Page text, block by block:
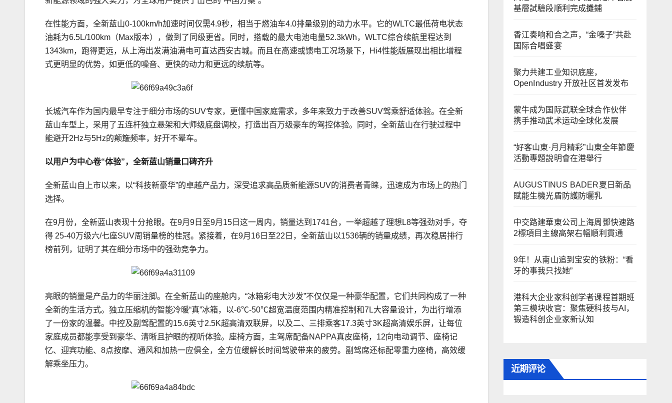
在性能方面，全新蓝山0-100km/h加速时间仅需4.9秒，相当于燃油车4.0排量级别的动力水平。它的WLTC最低荷电状态
油耗为6.5L/100km（Max版本），做到了同级更省。同时，搭载的最大电池电量52.3kWh，WLTC综合续航里程达到
1343km，跑得更远，从上海出发满油满电可直达西安古城。而且在高速或馈电工况场景下，Hi4性能版展现出相比增程
式更明显的优势，如更低的噪音、更快的动力和更远的续航等。
长城汽车作为国内最早专注于细分市场的SUV专家，更懂中国家庭需求，多年来致力于改善SUV驾乘舒适体验。在全新
蓝山车型上，采用了五连杆独立悬架和大师级底盘调校，打造出百万级豪车的驾控体验。同时，全新蓝山在行驶过程中
能避开2Hz与5Hz的颠簸频率，好开不晕车。
以用户为中心卷“体验”， 全新蓝山销量口碑齐升
全新蓝山自上市以来，以“科技新豪华”的卓越产品力，深受追求高品质新能源SUV的消费者青睐，迅速成为市场上的热门
选择。
在9月份，全新蓝山表现十分抢眼。在9月9日至9月15日这一周内，销量达到1741台，一举超越了理想L8等强劲对手，夺
得 25-40万级六/七座SUV周销量榜的桂冠。紧接着，在9月16日至22日，全新蓝山以1536辆的销量成绩，再次稳居排行
榜前列，证明了其在细分市场中的强劲竞争力。
亮眼的销量是产品力的华丽注脚。在全新蓝山的座舱内，“冰箱彩电大沙发”不仅仅是一种豪华配置，它们共同构成了一种
全新的生活方式。独立压缩机的智能冷暖“真”冰箱，以-6℃-50℃超宽温度范围内精准控制和7L大容量设计，为出行增添
了一份家的温馨。中控及副驾配置的15.6英寸2.5K超高清双联屏，以及二、三排乘客17.3英寸3K超高清娱乐屏，让每位
家庭成员都能享受到豪华、清晰且护眼的视听体验。座椅方面，主驾席配备NAPPA真皮座椅，12向电动调节、座椅记
忆、迎宾功能、8点按摩、通风和加热一应俱全，全方位缓解长时间驾驶带来的疲劳。副驾席还标配零重力座椅，高效缓
解乘坐压力。
基層試驗段順利完成攤鋪
香江奏响和合之声，“金嗓子”共赴
国际合唱盛宴
聚力共建工业知识底座，
OpenIndustry 开放社区首发发布
蒙牛成为国际武联全球合作伙伴
携手推动武术运动全球化发展
“好客山東·月月精彩”山東全年節慶
活動專題說明會在港舉行
AUGUSTINUS BADER夏日新品
賦能生機光盾防護防曬乳
中交路建華東公司上海周鄧快速路
2標項目主線高架右幅順利貫通
9年！从南山追到宝安的铁粉：“看
牙的事我只找她”
港科大企业家科创学者课程首期班
第三模块收官：聚焦硬科技与AI，
锻造科创企业家新认知
近期评论